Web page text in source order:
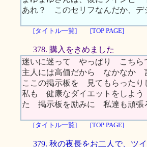
あれ？ このセリフなんだか、デ
[タイトル一覧] [TOP PAGE]
378. 購入をきめました
迷いに迷って やっぱり こちら
主人には高価だから なかなか
ここの掲示板を 見てもらったり
私も 健康なダイエットをしよ
た 掲示板を励みに 私達も頑
[タイトル一覧] [TOP PAGE]
379. 秋の夜長をお二人で、ツ